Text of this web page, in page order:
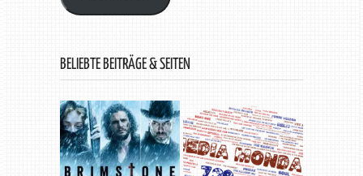
BELIEBTE BEITRÄGE & SEITEN